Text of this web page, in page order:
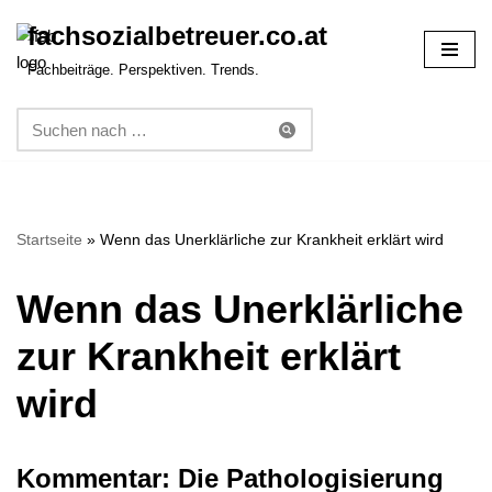
Zum
springen
fachsozialbetreuer.co.at
Fachbeiträge. Perspektiven. Trends.
Startseite » Wenn das Unerklärliche zur Krankheit erklärt wird
Wenn das Unerklärliche
zur Krankheit erklärt
wird
Kommentar: Die Pathologisierung